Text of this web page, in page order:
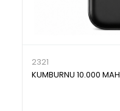
2321
KUMBURNU 10.000